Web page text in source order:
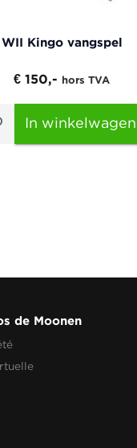
WII Kingo vangspel
€ 150,- hors TVA
In winkelwagen
de Moonen